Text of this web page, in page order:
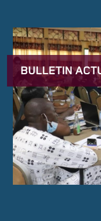
BULLETIN